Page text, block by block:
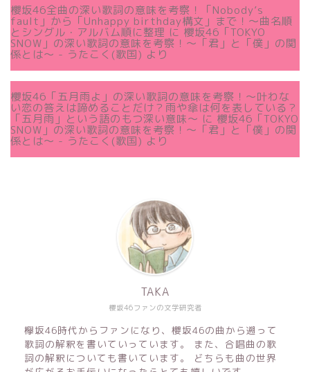
櫻坂46全曲の深い歌詞の意味を考察！「Nobody’s
fault」から「Unhappy birthday構文」まで！〜曲名順
とシングル・アルバム順に整理 に 櫻坂46「TOKYO
SNOW」の深い歌詞の意味を考察！〜「君」と「僕」の関
係とは～ - うたこく(歌国) より
櫻坂46「五月雨よ」の深い歌詞の意味を考察！〜叶わな
い恋の答えは諦めることだけ？雨や傘は何を表している？
「五月雨」という語のもつ深い意味～ に 櫻坂46「TOKYO
SNOW」の深い歌詞の意味を考察！〜「君」と「僕」の関
係とは～ - うたこく(歌国) より
櫻坂46ファンの文学研究者
TAKA
欅坂46時代からファンになり、櫻坂46の曲から遡って
歌詞の解釈を書いていっています。 また、合唱曲の歌
詞の解釈についても書いています。 どちらも曲の世界